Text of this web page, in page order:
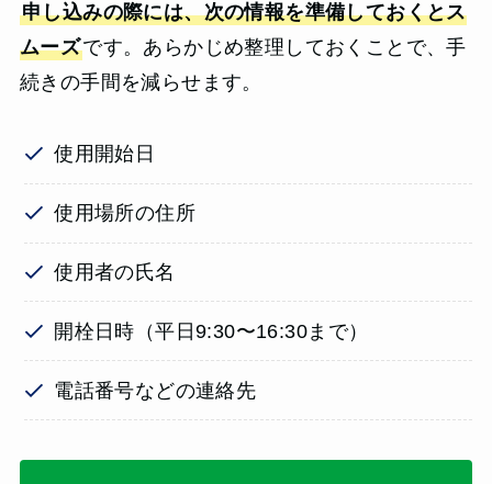
申し込みの際には、次の情報を準備しておくとス
ムーズです。あらかじめ整理しておくことで、手
続きの手間を減らせます。
使用開始日
使用場所の住所
使用者の氏名
開栓日時（平日9:30〜16:30まで）
電話番号などの連絡先